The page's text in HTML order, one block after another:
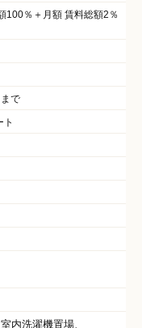
100％＋月額 賃料総額2％
で
ト
室内洗濯機置場